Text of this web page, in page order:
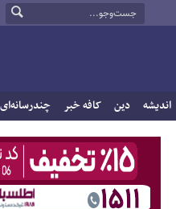
اندیشه دین کافه خبر چندرسانه‌ای